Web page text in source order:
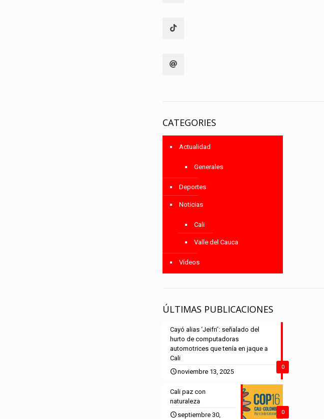
CATEGORIES
Actualidad
Generales
Deportes
Noticias
Cali
Valle del Cauca
Vídeos
ÚLTIMAS PUBLICACIONES
0
Cayó alias ‘Jeifri’: señalado del
hurto de computadoras
automotrices que tenía en jaque a
Cali
noviembre 13, 2025
0
Cali paz con
naturaleza
septiembre 30,